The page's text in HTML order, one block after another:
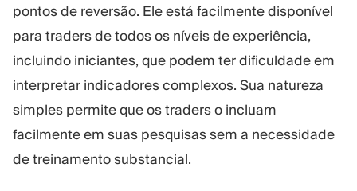
pontos de reversão. Ele está facilmente disponível
para traders de todos os níveis de experiência,
incluindo iniciantes, que podem ter dificuldade em
interpretar indicadores complexos. Sua natureza
simples permite que os traders o incluam
facilmente em suas pesquisas sem a necessidade
de treinamento substancial.